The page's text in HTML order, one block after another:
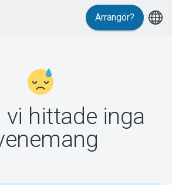
Support
Arrangör?
vi hittade inga